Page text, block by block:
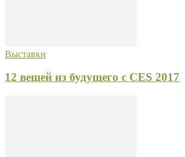
Выставки
12 вещей из будущего с CES 2017